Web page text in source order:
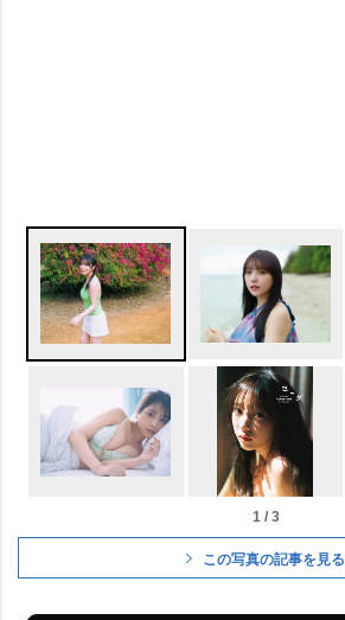
1 / 3
この写真の記事を見る